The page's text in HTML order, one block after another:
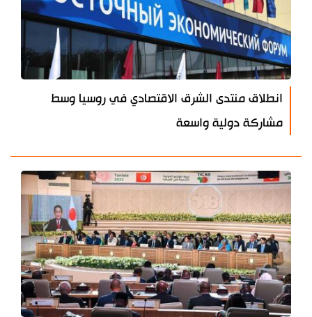
انطلاق منتدى الشرق الاقتصادي في روسيا وسط
مشاركة دولية واسعة